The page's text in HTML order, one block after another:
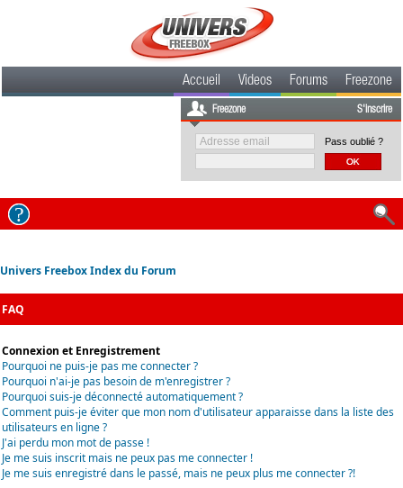
Accueil Videos Forums Freezone
Freezone S'inscrire
Pass oublié ?
Univers Freebox Index du Forum
FAQ
Connexion et Enregistrement
Pourquoi ne puis-je pas me connecter ?
Pourquoi n'ai-je pas besoin de m'enregistrer ?
Pourquoi suis-je déconnecté automatiquement ?
Comment puis-je éviter que mon nom d'utilisateur apparaisse dans la liste des
utilisateurs en ligne ?
J'ai perdu mon mot de passe !
Je me suis inscrit mais ne peux pas me connecter !
Je me suis enregistré dans le passé, mais ne peux plus me connecter ?!